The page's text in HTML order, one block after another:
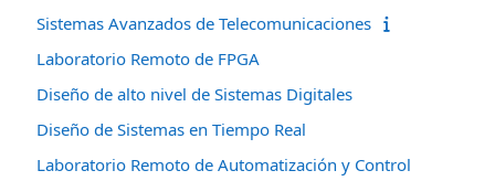
Sistemas Avanzados de Telecomunicaciones
Laboratorio Remoto de FPGA
Diseño de alto nivel de Sistemas Digitales
Diseño de Sistemas en Tiempo Real
Laboratorio Remoto de Automatización y Control